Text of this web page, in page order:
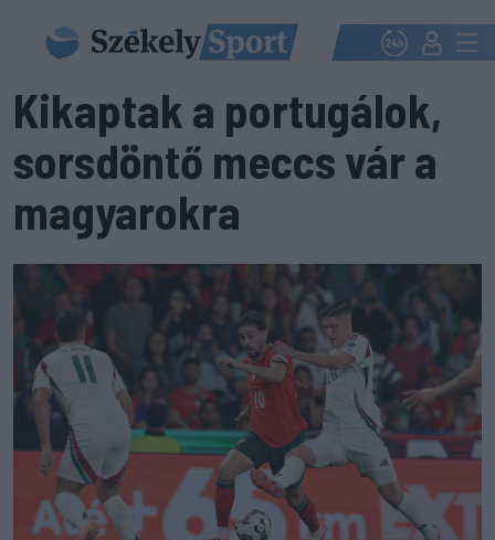
Kikaptak a portugálok,
sorsdöntő meccs vár a
magyarokra